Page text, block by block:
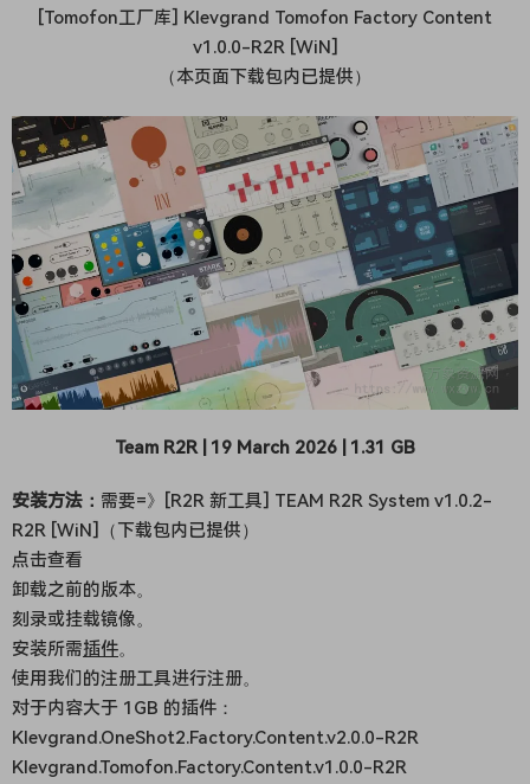
[Tomofon工厂库] Klevgrand Tomofon Factory Content
v1.0.0-R2R [WiN]
（本页面下载包内已提供）
Team R2R | 19 March 2026 | 1.31 GB
安装方法： 需要=》[R2R 新工具] TEAM R2R System v1.0.2-
R2R [WiN]（下载包内已提供）
点击查看
卸载之前的版本。
刻录或挂载镜像。
安装所需插件。
使用我们的注册工具进行注册。
对于内容大于 1GB 的插件：
Klevgrand.OneShot2.Factory.Content.v2.0.0-R2R
Klevgrand.Tomofon.Factory.Content.v1.0.0-R2R